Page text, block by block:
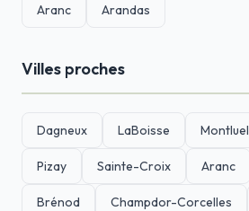
Aranc Arandas
Villes proches
Dagneux LaBoisse Montluel
Pizay Sainte-Croix Aranc
Brénod Champdor-Corcelles